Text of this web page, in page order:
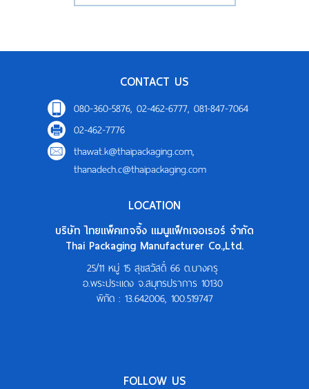
CONTACT US
080-360-5876, 02-462-6777, 081-847-7064
02-462-7776
thawat.k@thaipackaging.com,
thanadech.c@thaipackaging.com
LOCATION
บริษัท ไทยแพ็คเกจจิ้ง แมนูแฟ็กเจอเรอร์ จำกัด
Thai Packaging Manufacturer Co.,Ltd.
25/11 หมู่ 15 สุขสวัสดิ์ 66 ต.บางครุ
อ.พระประแดง จ.สมุทรปราการ 10130
พิกัด : 13.642006, 100.519747
FOLLOW US